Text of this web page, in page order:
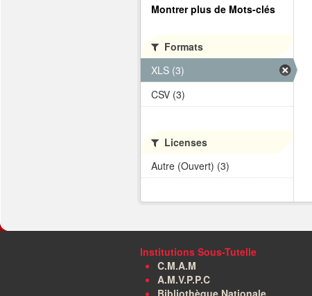
Montrer plus de Mots-clés
Formats
XLS (3)
CSV (3)
Licenses
Autre (Ouvert) (3)
Institutions Sous-Tutelle
C.M.A.M
A.M.V.P.P.C
Bibliothèque Nationale